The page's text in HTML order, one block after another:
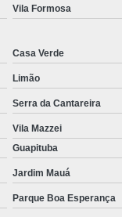
do Joelho Direito
Magnética
em Sp
Tomografia
com Contraste
Renal
Vila Formosa
Casa Verde
Limão
Serra da Cantareira
Vila Mazzei
Guapituba
Jardim Mauá
Parque Boa Esperança